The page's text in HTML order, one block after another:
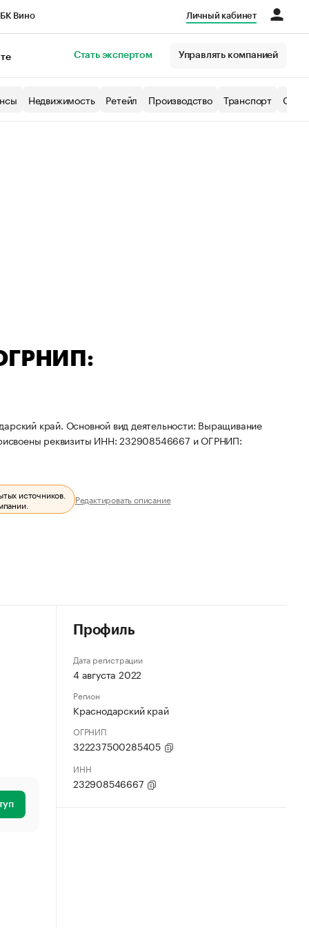
Вино Личный кабинет
Стать экспертом Управлять компанией
Недвижимость Ретейл Производство Транспорт
край. Основной вид деятельности: Выращивание
реквизиты ИНН: 232908546667 и ОГРНИП:
источников.
Редактировать описание
Профиль
Дата регистрации
4 августа 2022
Регион
Краснодарский край
ОГРНИП
322237500285405
ИНН
232908546667